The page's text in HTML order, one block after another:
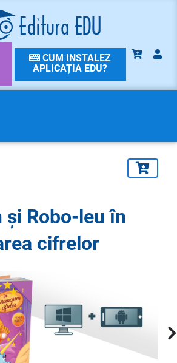
CUM INSTALEZ
APLICAȚIA EDU?
și Robo-leu în
cifrelor